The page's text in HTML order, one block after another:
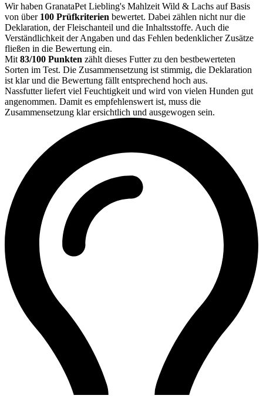
Wir haben GranataPet Liebling's Mahlzeit Wild & Lachs auf Basis
von über 100 Prüfkriterien bewertet. Dabei zählen nicht nur die
Deklaration, der Fleischanteil und die Inhaltsstoffe. Auch die
Verständlichkeit der Angaben und das Fehlen bedenklicher Zusätze
fließen in die Bewertung ein.
Mit 83/100 Punkten zählt dieses Futter zu den bestbewerteten
Sorten im Test. Die Zusammensetzung ist stimmig, die Deklaration
ist klar und die Bewertung fällt entsprechend hoch aus.
Nassfutter liefert viel Feuchtigkeit und wird von vielen Hunden gut
angenommen. Damit es empfehlenswert ist, muss die
Zusammensetzung klar ersichtlich und ausgewogen sein.